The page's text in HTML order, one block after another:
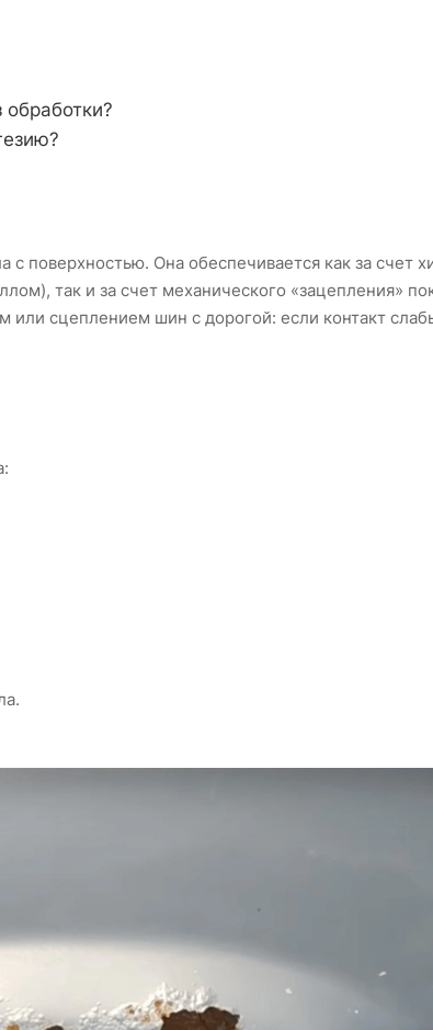
поверхностью. Она обеспечивается как за счет
так и за счет механического «зацепления»
или сцеплением шин с дорогой: если контакт